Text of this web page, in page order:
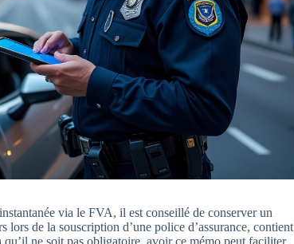
via le FVA, il est conseillé de conserver un
lors de la souscription d’une police d’assurance, contient
ne soit pas obligatoire, avoir ce mémo peut faciliter